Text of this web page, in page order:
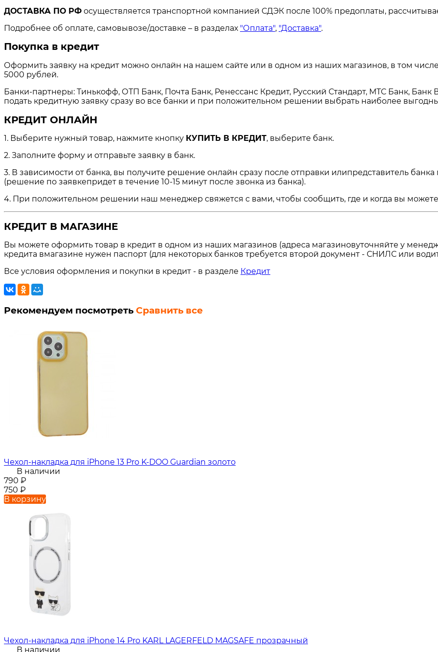
ДОСТАВКА ПО РФ осуществляется транспортной компанией СДЭК после 100% предоплаты,
Подробнее об оплате, самовывозе/доставке – в разделах "Оплата", "Доставка".
Покупка в кредит
Оформить заявку на кредит можно онлайн на нашем сайте или в одном из наших магазинов, в том
5000 рублей.
Банки-партнеры: Тинькофф, ОТП Банк, Почта Банк, Ренессанс Кредит, Русский Стандарт, МТС Банк,
подать кредитную заявку сразу во все банки и при положительном решении выбрать наиболее
КРЕДИТ ОНЛАЙН
1. Выберите нужный товар, нажмите кнопку КУПИТЬ В КРЕДИТ, выберите банк.
2. Заполните форму и отправьте заявку в банк.
3. В зависимости от банка, вы получите решение онлайн сразу после отправки илипредставитель
(решение по заявкепридет в течение 10-15 минут после звонка из банка).
4. При положительном решении наш менеджер свяжется с вами, чтобы сообщить, где и когда вы можете
КРЕДИТ В МАГАЗИНЕ
Вы можете оформить товар в кредит в одном из наших магазинов (адреса магазиновуточняйте у
кредита вмагазине нужен паспорт (для некоторых банков требуется второй документ - СНИЛС или
Все условия оформления и покупки в кредит - в разделе Кредит
Рекомендуем посмотреть Сравнить все
Чехол-накладка для iPhone 13 Pro K-DOO Guardian золото
В наличии
790 ₽
750 ₽
В корзину
Чехол-накладка для iPhone 14 Pro KARL LAGERFELD MAGSAFE прозрачный
В наличии